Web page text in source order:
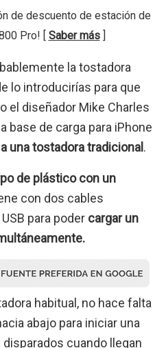
de descuento de estación de
Pro! [ Saber más]
la tostadora
lo introducirías para que
el diseñador Mike Charles
base de carga para iPhone
una tostadora tradicional.
de plástico con un
con dos cables
para poder cargar un
habitual, no hace falta
abajo para iniciar una
cuando llegan